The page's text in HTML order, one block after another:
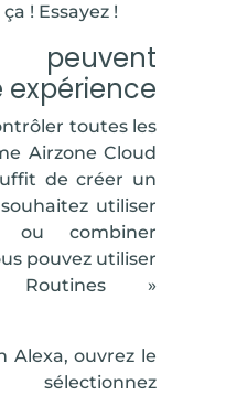
! Essayez !
peuvent
toutes les
Airzone Cloud
de créer un
utiliser
ou combiner
pouvez utiliser
Routines »
Alexa,ouvrez le